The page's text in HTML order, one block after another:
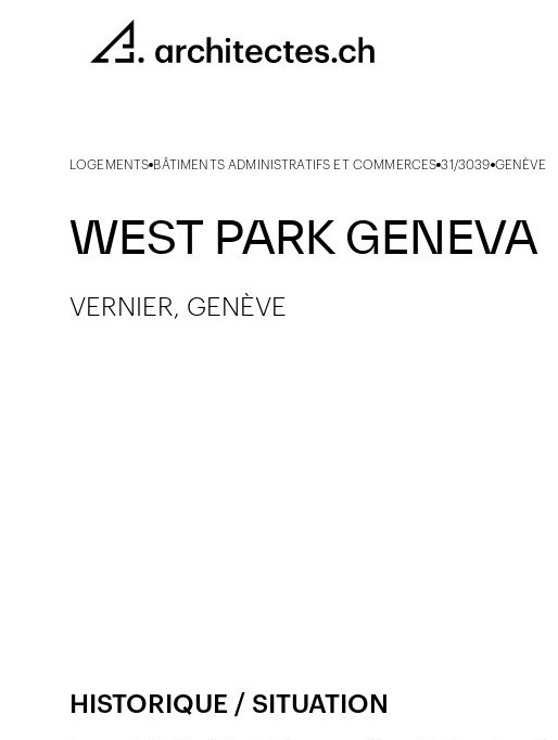
LOGEMENTS BÂTIMENTS ADMINISTRATIFS ET COMMERCES 31/3039 GENÈVE
WEST PARK GENEVA
VERNIER, GENÈVE
HISTORIQUE / SITUATION